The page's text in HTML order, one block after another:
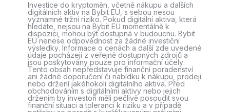
Investice do kryptoměn, včetně nákupu a dalších
digitálních aktiv na Bybit EU, s sebou nesou
významné tržní riziko. Pokud digitální aktiva, která
hledáte, nejsou na Bybit EU momentálně k
dispozici, mohou být dostupná v budoucnu. Bybit
EU nenese odpovědnost za žádné investiční
výsledky. Informace o cenách a další zde uvedené
údaje pocházejí z veřejně dostupných zdrojů a
jsou poskytovány pouze pro informační účely.
Tento obsah nepředstavuje finanční poradenství
ani žádné doporučení či nabídku k nákupu, prodeji
nebo držení jakéhokoli digitálního aktiva. Před
obchodováním s digitálními aktivy nebo jejich
držením by investoři měli pečlivě posoudit svou
finanční situaci a toleranci k riziku a v případě